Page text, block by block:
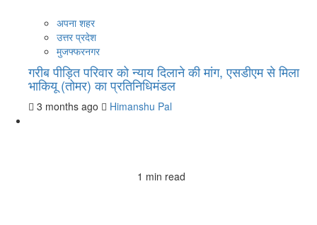
अपना शहर
उत्तर प्रदेश
मुजफ्फरनगर
गरीब पीड़ित परिवार को न्याय दिलाने की मांग, एसडीएम से मिला
भाकियू (तोमर) का प्रतिनिधिमंडल
3 months ago Himanshu Pal
1 min read